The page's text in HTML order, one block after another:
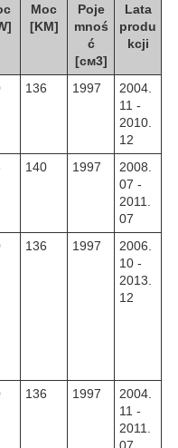
Moc
[KM]
Poje
mnoś
ć
[см3]
Lata
produ
kcji
136 1997
2004.
11 -
2010.
12
140 1997
2008.
07 -
2011.
07
136 1997
2006.
10 -
2013.
12
136 1997
2004.
11 -
2011.
07